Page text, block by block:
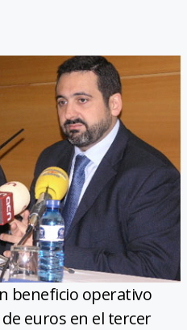
beneficio operativo
de euros en el tercer